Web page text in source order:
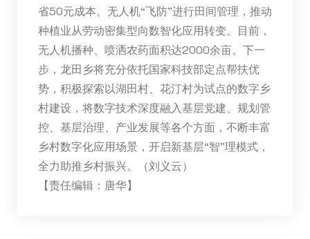
省50元成本。无人机“飞防”进行田间管理，推动
种植业从劳动密集型向数智化应用转变。目前，
无人机播种、喷洒农药面积达2000余亩。下一
步，龙田乡将充分依托国家科技部定点帮扶优
势，积极探索以湖田村、花汀村为试点的数字乡
村建设，将数字技术深度融入基层党建、规划管
控、基层治理、产业发展等各个方面，不断丰富
乡村数字化应用场景，开启新基层“智”理模式，
全力助推乡村振兴。（刘义云）
【责任编辑：唐华】